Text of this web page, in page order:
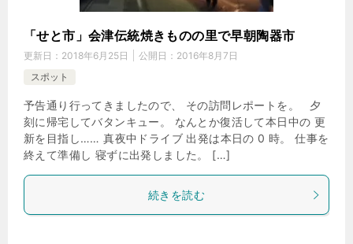
「せと市」会津伝統焼きものの里で早朝陶器市
更新日： 2018年6月25日 公開日： 2016年8月7日
スポット
予告通り行ってきましたので、 その訪問レポートを。 夕
刻に帰宅してバタンキュー。 なんとか復活して本日中の 更
新を目指し…… 真夜中ドライブ 出発は本日の 0 時。 仕事を
終えて準備し 寝ずに出発しました。 […]
続きを読む